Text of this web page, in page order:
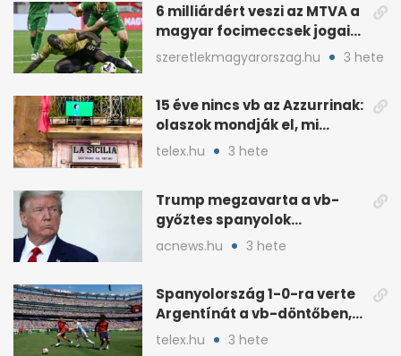
6 milliárdért veszi az MTVA a
magyar focimeccsek jogait
a 2026–27-es idényre
szeretlekmagyarorszag.hu 3 hete
15 éve nincs vb az Azzurrinak:
olaszok mondják el, mi
romlott el
telex.hu 3 hete
Trump megzavarta a vb-
győztes spanyolok
ünneplését a trófeaátadón
acnews.hu 3 hete
Spanyolország 1-0-ra verte
Argentínát a vb-döntőben,
hosszabbításban
telex.hu 3 hete